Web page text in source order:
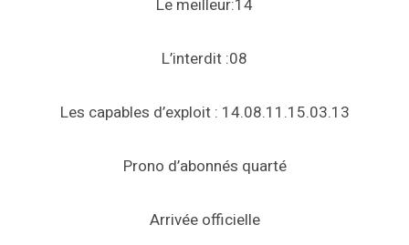
Le meilleur:14
L’interdit :08
Les capables d’exploit : 14.08.11.15.03.13
Prono d’abonnés quarté
Arrivée officielle